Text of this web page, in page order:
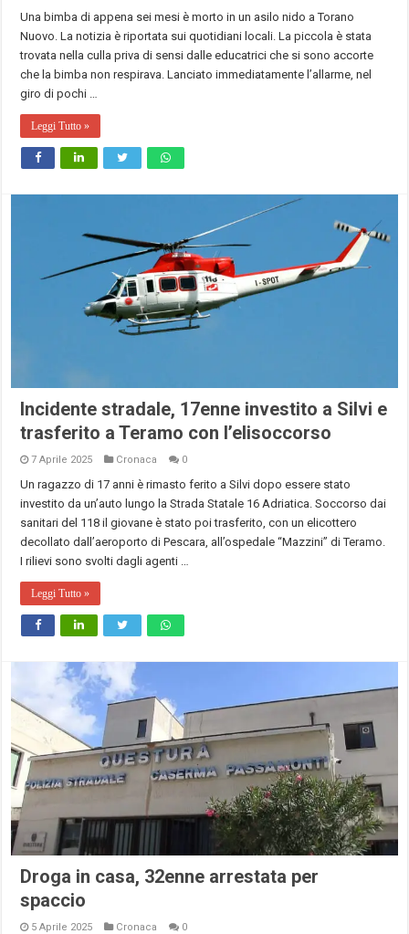
Una bimba di appena sei mesi è morto in un asilo nido a Torano
Nuovo. La notizia è riportata sui quotidiani locali. La piccola è stata
trovata nella culla priva di sensi dalle educatrici che si sono accorte
che la bimba non respirava. Lanciato immediatamente l’allarme, nel
giro di pochi …
Leggi Tutto »
Incidente stradale, 17enne investito a Silvi e
trasferito a Teramo con l’elisoccorso
7 Aprile 2025 Cronaca 0
Un ragazzo di 17 anni è rimasto ferito a Silvi dopo essere stato
investito da un’auto lungo la Strada Statale 16 Adriatica. Soccorso dai
sanitari del 118 il giovane è stato poi trasferito, con un elicottero
decollato dall’aeroporto di Pescara, all’ospedale “Mazzini” di Teramo.
I rilievi sono svolti dagli agenti …
Leggi Tutto »
Droga in casa, 32enne arrestata per
spaccio
5 Aprile 2025 Cronaca 0